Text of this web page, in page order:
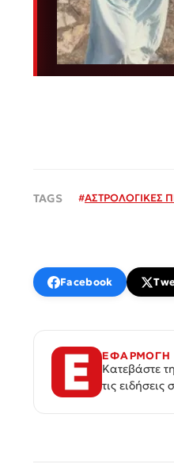
#ΑΣΤΡΟΛΟΓΙΚΕΣ
Facebook
ΕΦΑΡΜΟΓΗ
Κατεβάστε
τις ειδήσεις